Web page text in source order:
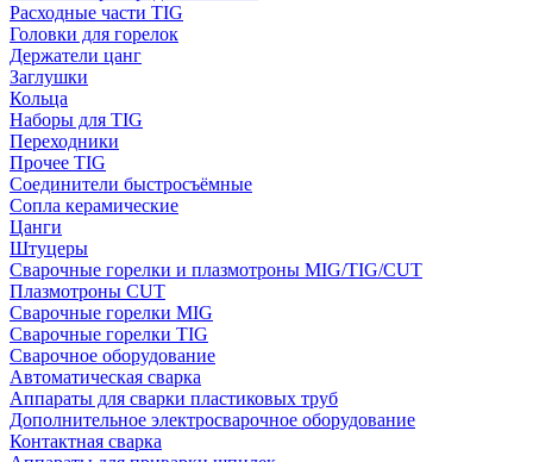
Расходные части TIG
Головки для горелок
Держатели цанг
Заглушки
Кольца
Наборы для TIG
Переходники
Прочее TIG
Соединители быстросъёмные
Сопла керамические
Цанги
Штуцеры
Сварочные горелки и плазмотроны MIG/TIG/CUT
Плазмотроны CUT
Сварочные горелки MIG
Сварочные горелки TIG
Сварочное оборудование
Автоматическая сварка
Аппараты для сварки пластиковых труб
Дополнительное электросварочное оборудование
Контактная сварка